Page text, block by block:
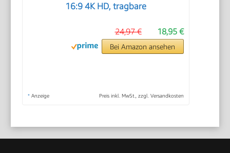
16:9 4K HD, tragbare
18,95 €
24,97 €
Bei Amazon ansehen
* Anzeige Preis inkl. MwSt., zzgl. Versandkosten